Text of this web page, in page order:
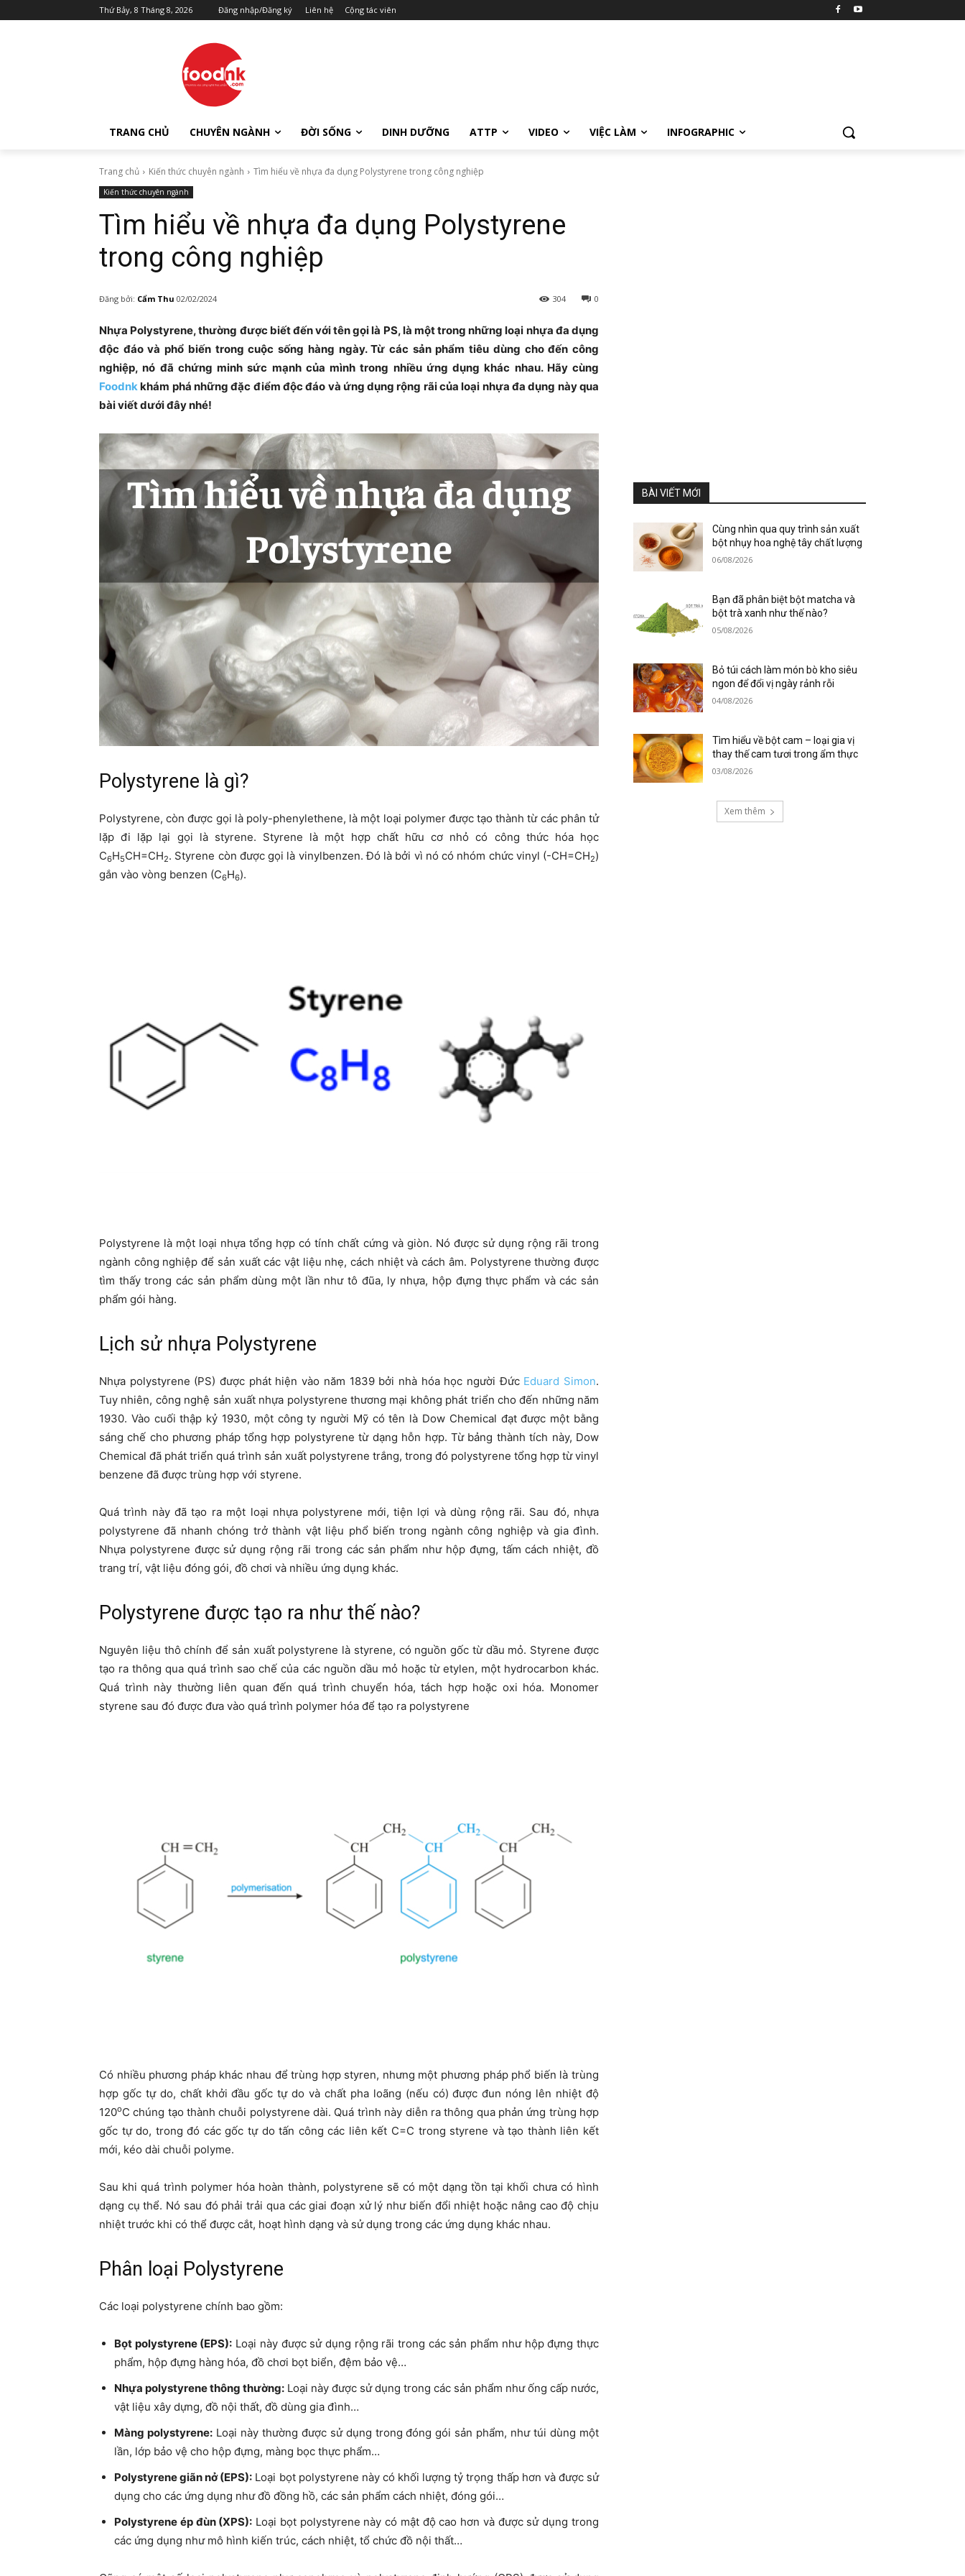
Thứ Bảy, 8 Tháng 8, 2026 Đăng nhập/Đăng ký Liên hệ Cộng tác viên
TRANG CHỦ CHUYÊN NGÀNH ĐỜI SỐNG DINH DƯỠNG ATTP VIDEO VIỆC LÀM INFOGRAPHIC
Trang chủ Kiến thức chuyên ngành Tìm hiểu về nhựa đa dụng Polystyrene trong công nghiệp
Kiến thức chuyên ngành
Tìm hiểu về nhựa đa dụng Polystyrene
trong công nghiệp
Đăng bởi: Cẩm Thu 02/02/2024 0
304
Nhựa Polystyrene, thường được biết đến với tên gọi là PS, là một trong những loại nhựa đa dụng
độc đáo và phổ biến trong cuộc sống hàng ngày. Từ các sản phẩm tiêu dùng cho đến công
nghiệp, nó đã chứng minh sức mạnh của mình trong nhiều ứng dụng khác nhau. Hãy cùng
Foodnkkhám phá những đặc điểm độc đáo và ứng dụng rộng rãi của loại nhựa đa dụng này qua
bài viết dưới đây nhé!
Polystyrene là gì?
Polystyrene, còn được gọi là poly-phenylethene, là một loại polymer được tạo thành từ các phân tử
lặp đi lặp lại gọi là styrene. Styrene là một hợp chất hữu cơ nhỏ có công thức hóa học
C6H5CH=CH2. Styrene còn được gọi là vinylbenzen. Đó là bởi vì nó có nhóm chức vinyl (-CH=CH2)
gắn vào vòng benzen (C6H6).
Polystyrene là một loại nhựa tổng hợp có tính chất cứng và giòn. Nó được sử dụng rộng rãi trong
ngành công nghiệp để sản xuất các vật liệu nhẹ, cách nhiệt và cách âm. Polystyrene thường được
tìm thấy trong các sản phẩm dùng một lần như tô đũa, ly nhựa, hộp đựng thực phẩm và các sản
phẩm gói hàng.
Lịch sử nhựa Polystyrene
Nhựa polystyrene (PS) được phát hiện vào năm 1839 bởi nhà hóa học người Đức Eduard Simon.
Tuy nhiên, công nghệ sản xuất nhựa polystyrene thương mại không phát triển cho đến những năm
1930. Vào cuối thập kỷ 1930, một công ty người Mỹ có tên là Dow Chemical đạt được một bằng
sáng chế cho phương pháp tổng hợp polystyrene từ dạng hỗn hợp. Từ bảng thành tích này, Dow
Chemical đã phát triển quá trình sản xuất polystyrene trắng, trong đó polystyrene tổng hợp từ vinyl
benzene đã được trùng hợp với styrene.
Quá trình này đã tạo ra một loại nhựa polystyrene mới, tiện lợi và dùng rộng rãi. Sau đó, nhựa
polystyrene đã nhanh chóng trở thành vật liệu phổ biến trong ngành công nghiệp và gia đình.
Nhựa polystyrene được sử dụng rộng rãi trong các sản phẩm như hộp đựng, tấm cách nhiệt, đồ
trang trí, vật liệu đóng gói, đồ chơi và nhiều ứng dụng khác.
Polystyrene được tạo ra như thế nào?
Nguyên liệu thô chính để sản xuất polystyrene là styrene, có nguồn gốc từ dầu mỏ. Styrene được
tạo ra thông qua quá trình sao chế của các nguồn dầu mỏ hoặc từ etylen, một hydrocarbon khác.
Quá trình này thường liên quan đến quá trình chuyển hóa, tách hợp hoặc oxi hóa. Monomer
styrene sau đó được đưa vào quá trình polymer hóa để tạo ra polystyrene
Có nhiều phương pháp khác nhau để trùng hợp styren, nhưng một phương pháp phổ biến là trùng
hợp gốc tự do, chất khởi đầu gốc tự do và chất pha loãng (nếu có) được đun nóng lên nhiệt độ
120oC chúng tạo thành chuỗi polystyrene dài. Quá trình này diễn ra thông qua phản ứng trùng hợp
gốc tự do, trong đó các gốc tự do tấn công các liên kết C=C trong styrene và tạo thành liên kết
mới, kéo dài chuỗi polyme.
Sau khi quá trình polymer hóa hoàn thành, polystyrene sẽ có một dạng tồn tại khối chưa có hình
dạng cụ thể. Nó sau đó phải trải qua các giai đoạn xử lý như biến đổi nhiệt hoặc nâng cao độ chịu
nhiệt trước khi có thể được cắt, hoạt hình dạng và sử dụng trong các ứng dụng khác nhau.
Phân loại Polystyrene
Các loại polystyrene chính bao gồm:
Bọt polystyrene (EPS): Loại này được sử dụng rộng rãi trong các sản phẩm như hộp đựng thực
phẩm, hộp đựng hàng hóa, đồ chơi bọt biển, đệm bảo vệ…
Nhựa polystyrene thông thường: Loại này được sử dụng trong các sản phẩm như ống cấp nước,
vật liệu xây dựng, đồ nội thất, đồ dùng gia đình…
Màng polystyrene:Loại này thường được sử dụng trong đóng gói sản phẩm, như túi dùng một
lần, lớp bảo vệ cho hộp đựng, màng bọc thực phẩm…
Polystyrene giãn nở (EPS): Loại bọt polystyrene này có khối lượng tỷ trọng thấp hơn và được sử
dụng cho các ứng dụng như đồ đồng hồ, các sản phẩm cách nhiệt, đóng gói…
Polystyrene ép đùn (XPS): Loại bọt polystyrene này có mật độ cao hơn và được sử dụng trong
các ứng dụng như mô hình kiến ​​trúc, cách nhiệt, tổ chức đồ nội thất…
BÀI VIẾT MỚI
Cùng nhìn qua quy trình sản xuất
bột nhụy hoa nghệ tây chất lượng
06/08/2026
Bạn đã phân biệt bột matcha và
bột trà xanh như thế nào?
05/08/2026
Bỏ túi cách làm món bò kho siêu
ngon để đổi vị ngày rảnh rỗi
04/08/2026
Tìm hiểu về bột cam – loại gia vị
thay thế cam tươi trong ẩm thực
03/08/2026
Xem thêm